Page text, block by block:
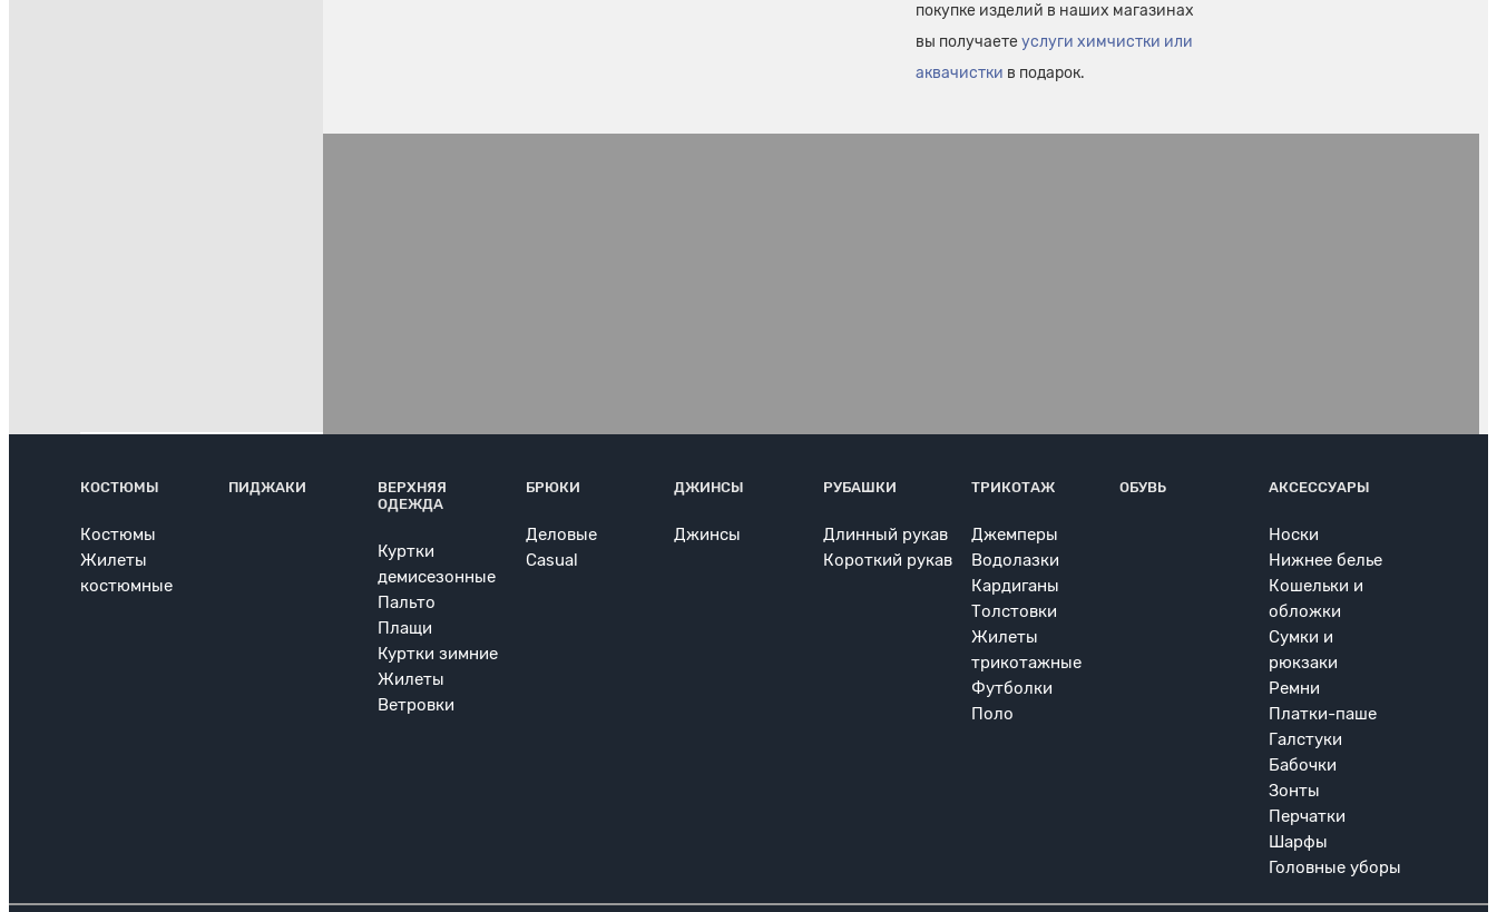
покупке изделий в наших магазинах
вы получаетеуслуги химчистки или
аквачистки в подарок.
КОСТЮМЫ
Костюмы
Жилеты
костюмные
ПИДЖАКИ
ВЕРХНЯЯ
ОДЕЖДА
Куртки
демисезонные
Пальто
Плащи
Куртки зимние
Жилеты
Ветровки
БРЮКИ
Деловые
Casual
ДЖИНСЫ
Джинсы
РУБАШКИ
Длинный рукав
Короткий рукав
ТРИКОТАЖ
Джемперы
Водолазки
Кардиганы
Толстовки
Жилеты
трикотажные
Футболки
Поло
ОБУВЬ АКСЕССУАРЫ
Носки
Нижнее белье
Кошельки и
обложки
Сумки и
рюкзаки
Ремни
Платки-паше
Галстуки
Бабочки
Зонты
Перчатки
Шарфы
Головные уборы